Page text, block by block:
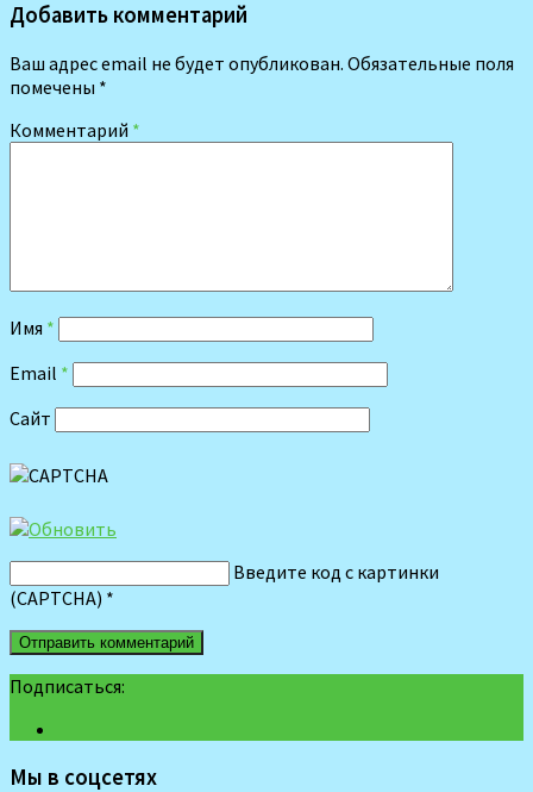
Добавить комментарий
Ваш адрес email не будет опубликован. Обязательные поля
помечены *
Комментарий *
Имя *
Email *
Сайт
Введите код с картинки
(CAPTCHA) *
Подписаться:
Мы в соцсетях